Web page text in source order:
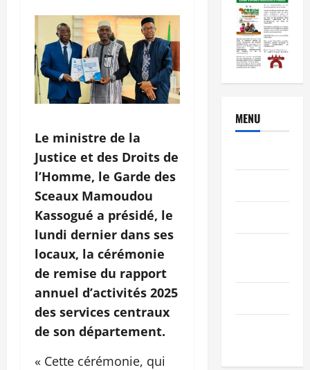
Le ministre de la
Justice et des Droits de
l’Homme, le Garde des
Sceaux Mamoudou
Kassogué a présidé, le
lundi dernier dans ses
locaux, la cérémonie
de remise du rapport
annuel d’activités 2025
des services centraux
de son département.
« Cette cérémonie, qui
MENU